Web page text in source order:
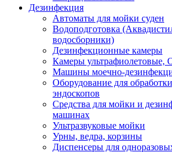
Дезинфекция
Автоматы для мойки суден
Водоподготовка
водосборники)
Дезинфекционные камеры
Камеры ультрафиолетовые,
Машины моечно-
Оборудование для
эндоскопов
Средства для мойки и
машинах
Ультразвуковые мойки
Урны, ведра, корзины
Диспенсеры для